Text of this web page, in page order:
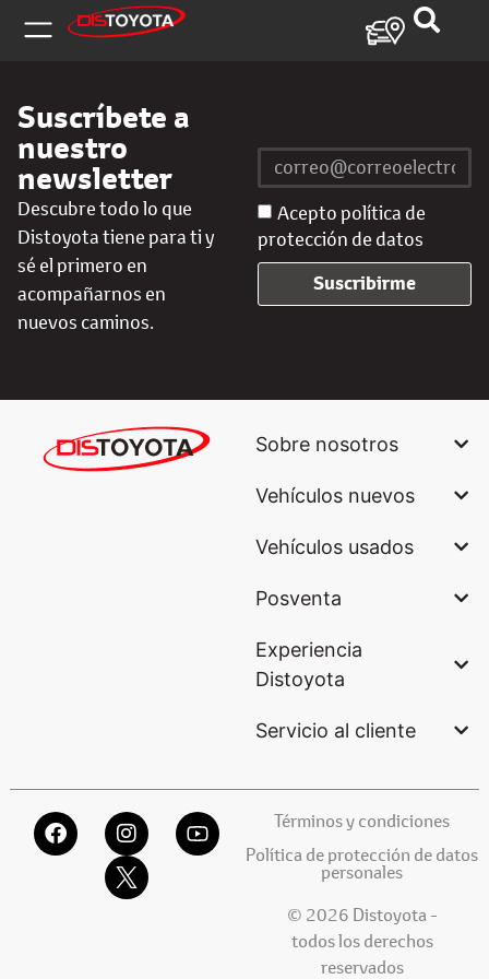
Suscríbete a
nuestro
newsletter
Descubre todo lo que
Distoyota tiene para ti y
sé el primero en
acompañarnos en
nuevos caminos.
Acepto política de
protección de datos
Suscribirme
Sobre nosotros
Vehículos nuevos
Vehículos usados
Posventa
Experiencia
Distoyota
Servicio al cliente
Términos y condiciones
Política de protección de datos
personales
© 2026 Distoyota -
todos los derechos
reservados